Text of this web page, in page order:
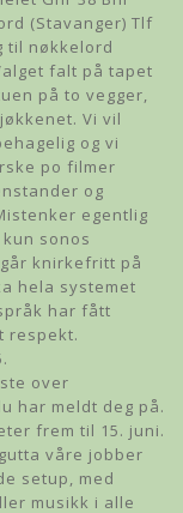
(Stavanger) Tlf
til nøkkelord
falt på tapet
på to vegger,
Vi vil
og vi
po filmer
og
egentlig
sonos
knirkefritt på
hela systemet
har fått
respekt.
over
har meldt deg på.
frem til 15. juni.
våre jobber
setup, med
musikk i alle